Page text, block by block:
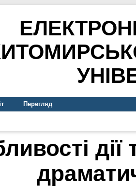
Перегляд